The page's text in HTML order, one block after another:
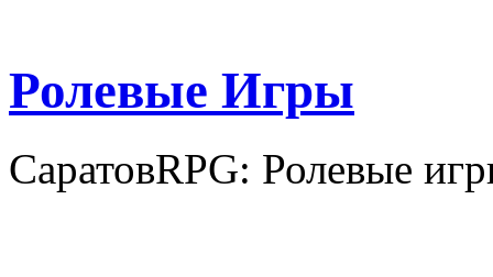
Ролевые Игры
СаратовRPG: Ролевые